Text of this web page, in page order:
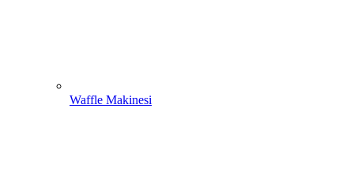
Waffle Makinesi